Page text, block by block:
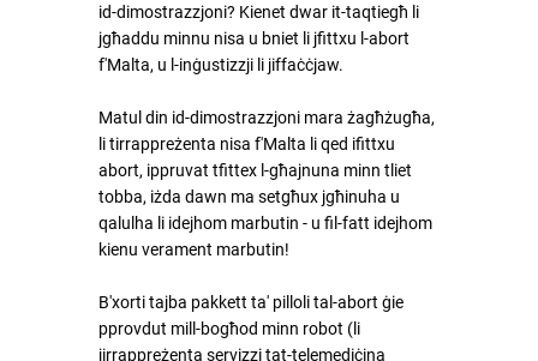
id-dimostrazzjoni? Kienet dwar it-taqtiegħ li
jgħaddu minnu nisa u bniet li jfittxu l-abort
f'Malta, u l-inġustizzji li jiffaċċjaw.
Matul din id-dimostrazzjoni mara żagħżugħa,
li tirrappreżenta nisa f'Malta li qed ifittxu
abort, ippruvat tfittex l-għajnuna minn tliet
tobba, iżda dawn ma setgħux jgħinuha u
qalulha li idejhom marbutin - u fil-fatt idejhom
kienu verament marbutin!
B'xorti tajba pakkett ta' pilloli tal-abort ġie
pprovdut mill-bogħod minn robot (li
jirrappreżenta servizzi tat-telemediċina